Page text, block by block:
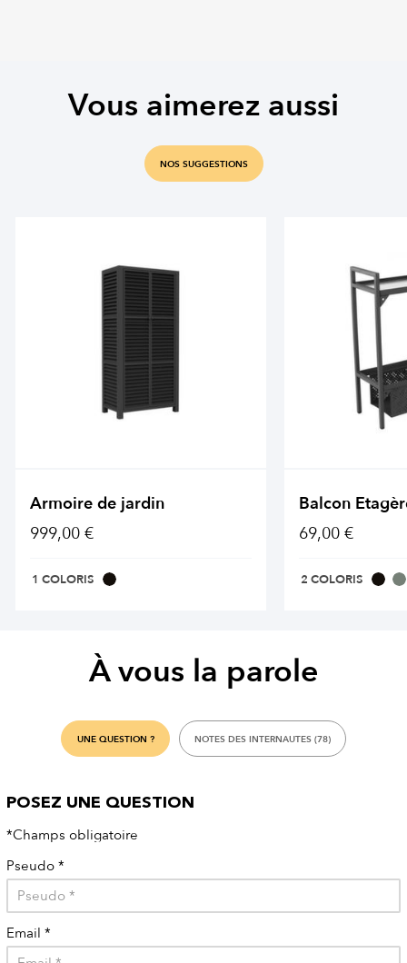
Vous aimerez aussi
NOS SUGGESTIONS
Armoire de jardin
999,00 €
1 COLORIS
Balcon
69,00 €
2 COLORIS
À vous la parole
UNE QUESTION ? NOTES DES INTERNAUTES (78)
POSEZ UNE QUESTION
*Champs obligatoire
Pseudo *
Email *